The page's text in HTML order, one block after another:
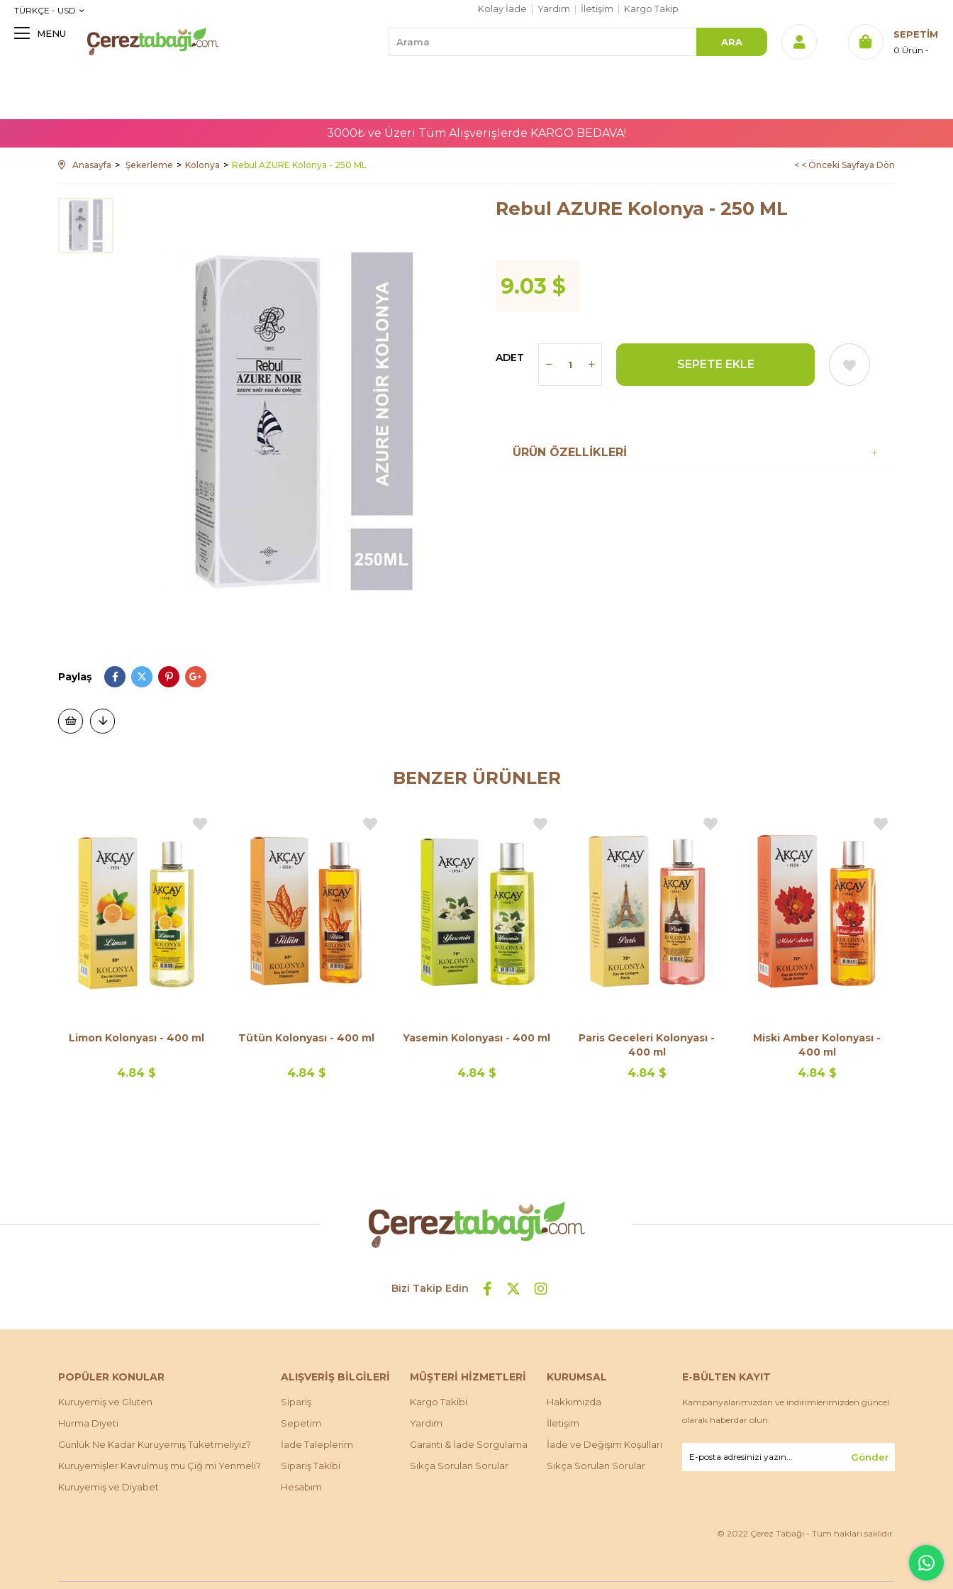
MENU SEPETIM
0 Ürün
TÜRKÇE - USD Kolay İade Yardım İletişim Kargo Takip
3000₺ ve Üzeri Tüm Alışverişlerde KARGO BEDAVA!
Anasayfa Şekerleme Kolonya Rebul AZURE Kolonya - 250 ML < < Önceki Sayfaya Dön
Paylaş
Rebul AZURE Kolonya - 250 ML
9.03 $
ADET
ÜRÜN ÖZELLIKLERI
BENZER ÜRÜNLER
Limon Kolonyası - 400 ml
4.84 $
Tütün Kolonyası - 400 ml
4.84 $
Yasemin Kolonyası - 400 ml
4.84 $
Paris Geceleri Kolonyası -
400 ml
4.84 $
Miski Amber Kolonyası -
400 ml
4.84 $
Bizi Takip Edin
POPÜLER KONULAR
Kuruyemiş ve Gluten
Hurma Diyeti
Günlük Ne Kadar Kuruyemiş Tüketmeliyiz?
Kuruyemişler Kavrulmuş mu Çiğ mi Yenmeli?
Kuruyemiş ve Diyabet
ALIŞVERİŞ BİLGİLERİ
Sipariş
Sepetim
İade Taleplerim
Sipariş Takibi
Hesabım
MÜŞTERİ HİZMETLERİ
Kargo Takibi
Yardım
Garanti & İade Sorgulama
Sıkça Sorulan Sorular
KURUMSAL
Hakkımızda
İletişim
İade ve Değişim Koşulları
Sıkça Sorulan Sorular
E-BÜLTEN KAYIT
Kampanyalarımızdan ve indirimlerimizden güncel
olarak haberdar olun.
Gönder
© 2022 Çerez Tabağı - Tüm hakları saklıdır.